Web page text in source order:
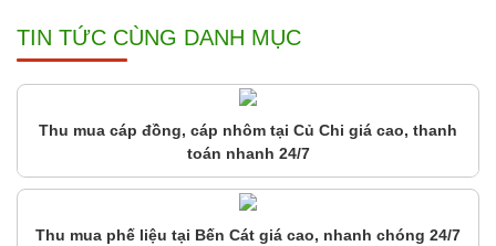
TIN TỨC CÙNG DANH MỤC
Thu mua cáp đồng, cáp nhôm tại Củ Chi giá cao, thanh
toán nhanh 24/7
Thu mua phế liệu tại Bến Cát giá cao, nhanh chóng 24/7